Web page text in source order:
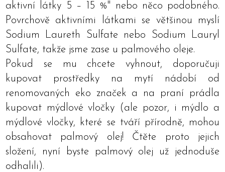
aktivní látky 5 – 15 %" nebo něco podobného.
Povrchově aktivními látkami se většinou myslí
Sodium Laureth Sulfate nebo Sodium Lauryl
Sulfate, takže jsme zase u palmového oleje.
Pokud se mu chcete vyhnout, doporučuji
kupovat prostředky na mytí nádobí od
renomovaných eko značek a na praní prádla
kupovat mýdlové vločky (ale pozor, i mýdlo a
mýdlové vločky, které se tváří přírodně, mohou
obsahovat palmový olej! Čtěte proto jejich
složení, nyní byste palmový olej už jednoduše
odhalili).